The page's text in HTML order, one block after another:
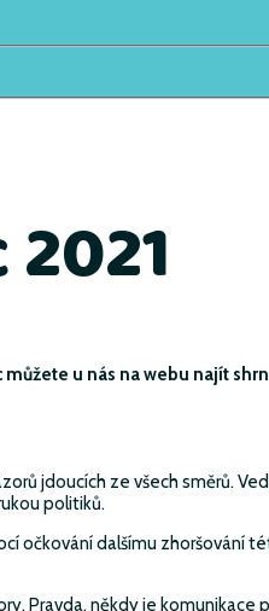
u nás na webu najít
jdoucích ze všech směrů.
politiků.
očkování dalšímu zhoršování
Pravda, někdy je